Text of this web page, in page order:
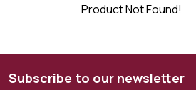
Product Not Found!
Subscribe to our newsletter